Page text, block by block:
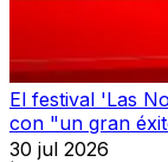
El festival 'Las
con "un gran
30 jul 2026